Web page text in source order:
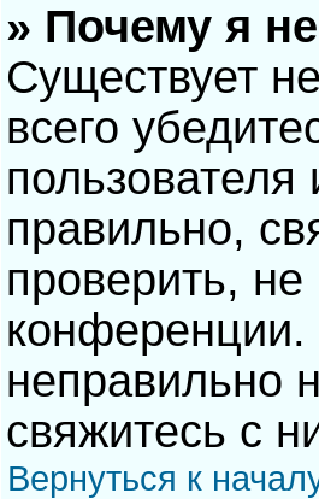
» Почему я
Существует
всего
правильно,
проверить,
конференции.
неправильно
свяжитесь с
Вернуться к